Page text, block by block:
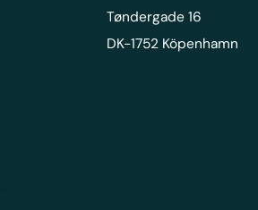
Tøndergade 16
DK-1752 Köpenhamn